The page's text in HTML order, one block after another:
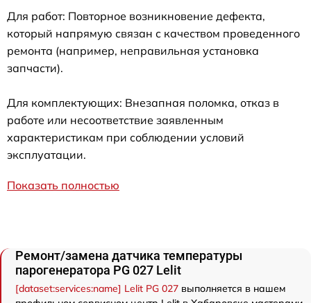
Для работ: Повторное возникновение дефекта,
который напрямую связан с качеством проведенного
ремонта (например, неправильная установка
запчасти).
Для комплектующих: Внезапная поломка, отказ в
работе или несоответствие заявленным
характеристикам при соблюдении условий
эксплуатации.
Показать полностью
Ремонт/замена датчика температуры
парогенератора PG 027 Lelit
[dataset:services:name] Lelit PG 027 выполняется в нашем